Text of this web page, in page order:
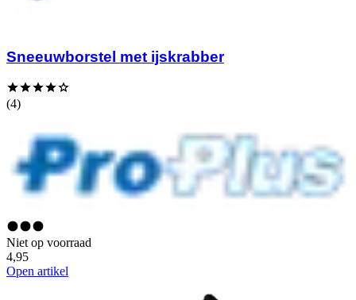
Sneeuwborstel met ijskrabber
(4)
Niet op voorraad
4,95
Open artikel